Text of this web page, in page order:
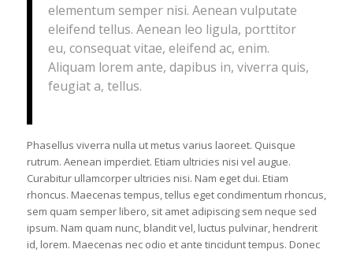
elementum semper nisi. Aenean vulputate
eleifend tellus. Aenean leo ligula, porttitor
eu, consequat vitae, eleifend ac, enim.
Aliquam lorem ante, dapibus in, viverra quis,
feugiat a, tellus.
Phasellus viverra nulla ut metus varius laoreet. Quisque
rutrum. Aenean imperdiet. Etiam ultricies nisi vel augue.
Curabitur ullamcorper ultricies nisi. Nam eget dui. Etiam
rhoncus. Maecenas tempus, tellus eget condimentum rhoncus,
sem quam semper libero, sit amet adipiscing sem neque sed
ipsum. Nam quam nunc, blandit vel, luctus pulvinar, hendrerit
id, lorem. Maecenas nec odio et ante tincidunt tempus. Donec